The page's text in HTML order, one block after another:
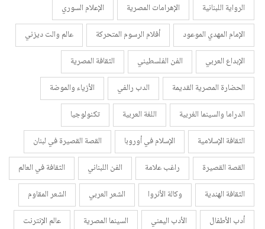
الرواية اللبنانية
الإهرامات المصرية
الإعلام السوري
الإمام المهدي الموعود
أفلام الرسوم المتحركة
عالم والت ديزني
الإبداع العربي
الفن الفلسطيني
الثقافة المصرية
الحضارة المصرية القديمة
الدب رالفي
الأزياء والموضة
الدراما والسينما الغربية
اللغة العربية
تكنولوجيا
الثقافة الإسلامية
الإسلام في أوروبا
القصة القصيرة في لبنان
القصة القصيرة
راغب علامة الفن اللبناني
الثقافة في العالم
الثقافة الهندية
وكالة الأنروا الشعر العربي
الشعر المقاوم
أدب الأطفال
الأدب اليمني السينما المصرية
عالم الإنترنت